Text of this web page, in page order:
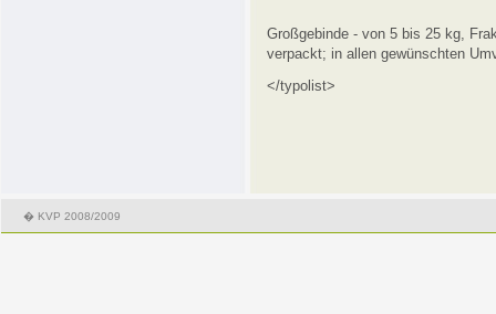
Großgebinde - von 5 bis 25 kg,
verpackt; in allen gewünschten
</typolist>
� KVP 2008/2009